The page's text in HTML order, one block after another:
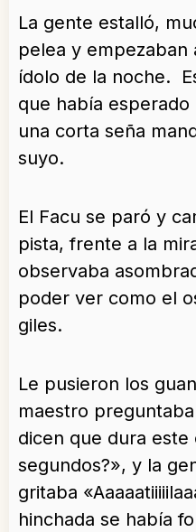
La gente estalló,
pelea y empezaban
ídolo de la noche.
que había
una corta seña
suyo.
El Facu se paró y
pista, frente a la
observaba
poder ver como el
giles.
Le pusieron los
maestro
dicen que dura este
segundos?», y la
gritaba
hinchada se había